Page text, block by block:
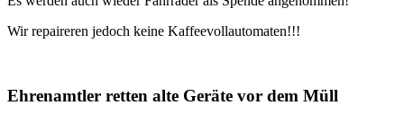
Wir repaireren jedoch keine Kaffeevollautomaten!!!
Ehrenamtler retten alte Geräte vor dem Müll